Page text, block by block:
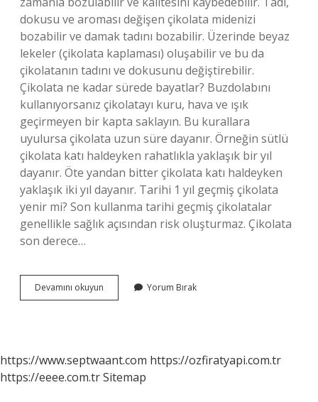
dokusu ve aroması değişen çikolata midenizi
bozabilir ve damak tadını bozabilir. Üzerinde beyaz
lekeler (çikolata kaplaması) oluşabilir ve bu da
çikolatanın tadını ve dokusunu değiştirebilir.
Çikolata ne kadar sürede bayatlar? Buzdolabını
kullanıyorsanız çikolatayı kuru, hava ve ışık
geçirmeyen bir kapta saklayın. Bu kurallara
uyulursa çikolata uzun süre dayanır. Örneğin sütlü
çikolata katı haldeyken rahatlıkla yaklaşık bir yıl
dayanır. Öte yandan bitter çikolata katı haldeyken
yaklaşık iki yıl dayanır. Tarihi 1 yıl geçmiş çikolata
yenir mi? Son kullanma tarihi geçmiş çikolatalar
genellikle sağlık açısından risk oluşturmaz. Çikolata
son derece…
Devamını okuyun
Çikolata
Yorum Bırak
https://www.septwaant.com https://ozfiratyapi.com.tr
https://eeee.com.trSitemap